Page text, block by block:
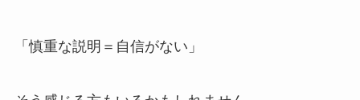
「慎重な説明＝自信がない」